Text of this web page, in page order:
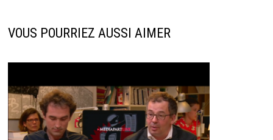
VOUS POURRIEZ AUSSI AIMER